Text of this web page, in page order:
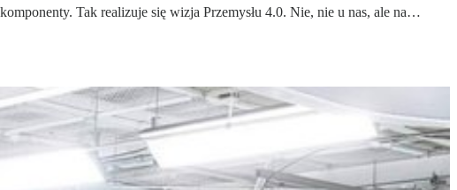
Tak realizuje się wizja Przemysłu 4.0. Nie, nie u nas, ale na…